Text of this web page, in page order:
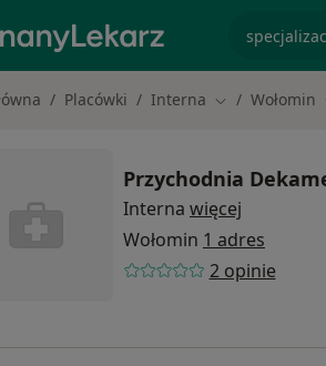
Placówki Interna Zmień miasto
Wołomin
Przychodnia
Interna więcej
Wołomin 1 adres
2 opinie